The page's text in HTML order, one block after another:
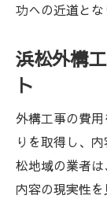
功への近道とな
浜松外構
ト
外構工事の費
りを取得し、
松地域の業者
内容の現実性